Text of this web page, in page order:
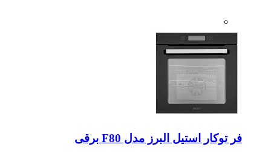
فر توکار استیل البرز مدل F80 برقی